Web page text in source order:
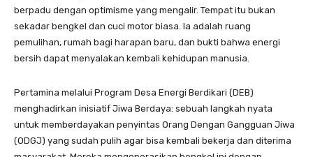
berpadu dengan optimisme yang mengalir. Tempat itu bukan
sekadar bengkel dan cuci motor biasa. Ia adalah ruang
pemulihan, rumah bagi harapan baru, dan bukti bahwa energi
bersih dapat menyalakan kembali kehidupan manusia.
Pertamina melalui Program Desa Energi Berdikari (DEB)
menghadirkan inisiatif Jiwa Berdaya: sebuah langkah nyata
untuk memberdayakan penyintas Orang Dengan Gangguan Jiwa
(ODGJ) yang sudah pulih agar bisa kembali bekerja dan diterima